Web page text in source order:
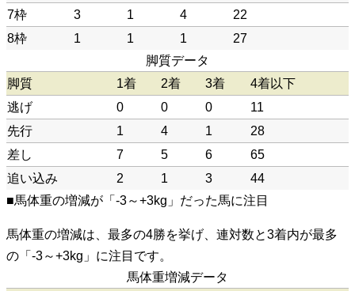
7枠
3 1 4
22
8枠
1 1 1
27
脚質データ
脚質
1着 2着 3着
4着以下
逃げ
0 0 0
11
先行
1 4 1
28
差し
7 5 6
65
追い込み
2 1 3
44
■馬体重の増減が「-3～+3kg」だった馬に注目
馬体重の増減は、最多の4勝を挙げ、連対数と3着内が最多
の「-3～+3kg」に注目です。
馬体重増減データ